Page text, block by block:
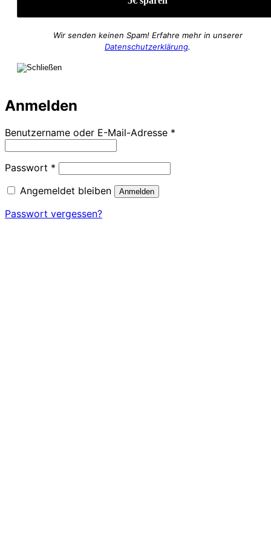
Wir senden keinen Spam! Erfahre mehr in unserer
Datenschutzerklärung.
Anmelden
Benutzername oder E-Mail-Adresse *
Passwort * Erforderlich
Angemeldet bleiben
Anmelden
Passwort vergessen?